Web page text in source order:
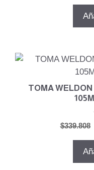
TOMA
$339.808